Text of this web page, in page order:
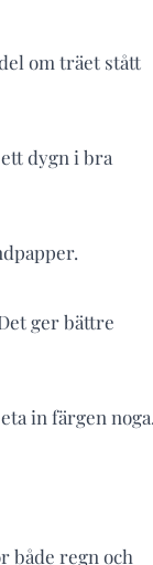
om träet stått
dygn i bra
ger bättre
in färgen noga.
både regn och